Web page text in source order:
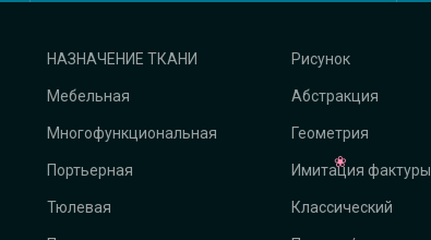
НАЗНАЧЕНИЕ ТКАНИ
Мебельная
Многофункциональная
Портьерная
Тюлевая
Рисунок
Абстракция
Геометрия
Имитация фактуры
Классический